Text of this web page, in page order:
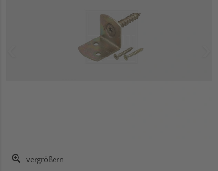
vergrößern